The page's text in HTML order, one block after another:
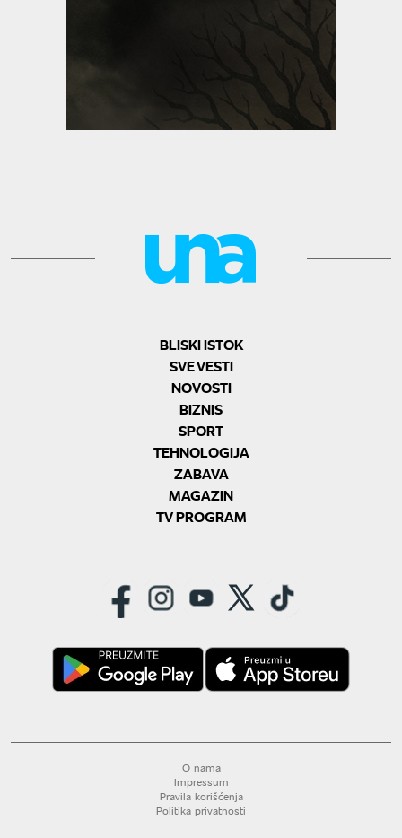
BLISKI ISTOK
SVE VESTI
NOVOSTI
BIZNIS
SPORT
TEHNOLOGIJA
ZABAVA
MAGAZIN
TV PROGRAM
O nama
Impressum
Pravila korišćenja
Politika privatnosti